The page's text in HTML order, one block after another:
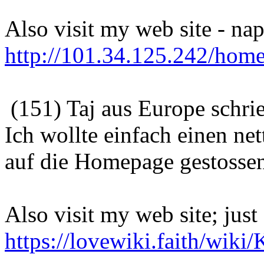
Also visit my web site -
http://101.34.125.242/
(151) Taj aus Europe
Ich wollte einfach einen
auf die Homepage
Also visit my web site;
https://lovewiki.faith/wiki/